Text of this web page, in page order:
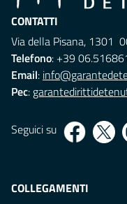
CONTATTI
Via della Pisana, 1301
Telefono: +39
Email:
Pec:
Seguici su
COLLEGAMENTI